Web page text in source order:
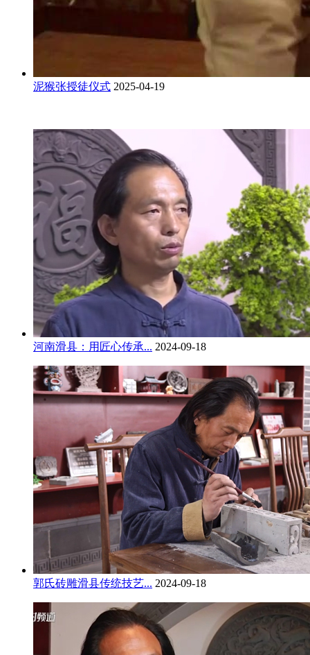
泥猴张授徒仪式 2025-04-19
河南滑县：用匠心传承... 2024-09-18
郭氏砖雕滑县传统技艺... 2024-09-18